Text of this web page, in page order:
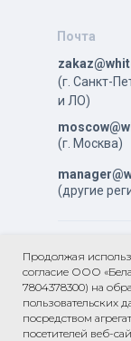
Продолжая
согласие ООО
7804378300) на
пользовательских
посредством
посетителей веб-
Почта
(г. Санкт-
и ЛО)
(другие
(г. Москва)
Политика в
соглашение
Согласие на